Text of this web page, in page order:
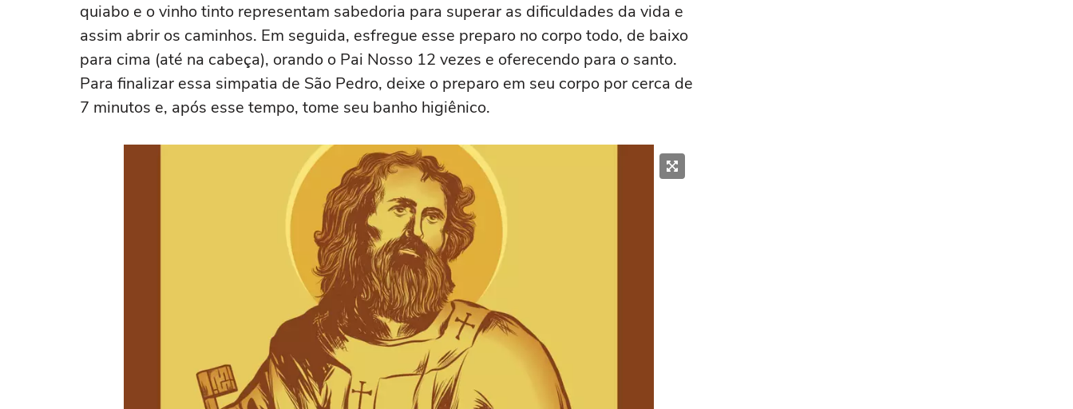
quiabo e o vinho tinto representam sabedoria para superar as dificuldades da vida e
assim abrir os caminhos. Em seguida, esfregue esse preparo no corpo todo, de baixo
para cima (até na cabeça), orando o Pai Nosso 12 vezes e oferecendo para o santo.
Para finalizar essa simpatia de São Pedro, deixe o preparo em seu corpo por cerca de
7 minutos e, após esse tempo, tome seu banho higiênico.